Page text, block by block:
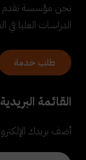
نحن مؤسسة تقدم
الدراسات العليا في
طلب خدمة
القائمة البريدية
أضف بريدك